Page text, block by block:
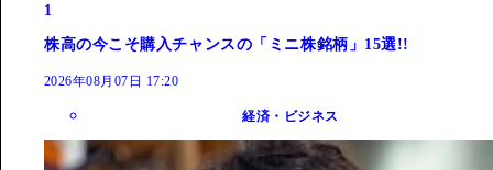
1
株高の今こそ購入チャンスの「ミニ株銘柄」15選!!
2026年08月07日 17:20
経済・ビジネス